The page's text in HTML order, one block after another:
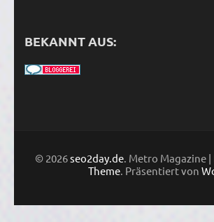
BEKANNT AUS:
© 2026seo2day.de. Metro Magazine
Theme. Präsentiert von